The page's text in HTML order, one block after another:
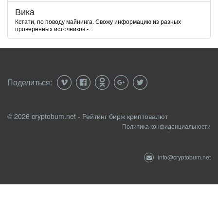
Вика
Кстати, по поводу майнинга. Свожу информацию из разных
проверенных источников -...
Поделиться:
© 2026 cryptobum.net - Рейтинг бирж криптовалют
Политика конфиденциальности
info@cryptobum.net